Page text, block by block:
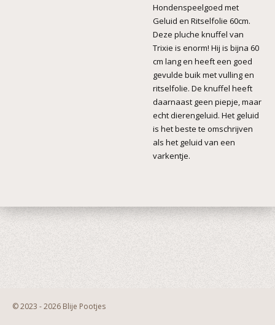
Hondenspeelgoed met
Geluid en Ritselfolie 60cm.
Deze pluche knuffel van
Trixie is enorm! Hij is bijna 60
cm lang en heeft een goed
gevulde buik met vulling en
ritselfolie. De knuffel heeft
daarnaast geen piepje, maar
echt dierengeluid. Het geluid
is het beste te omschrijven
als het geluid van een
varkentje.
© 2023 - 2026 Blije Pootjes